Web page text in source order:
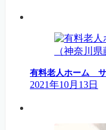
有料老人ホーム サ
2021年10月13日